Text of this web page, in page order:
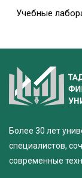
Учебные
Более 30 лет
специалистов,
современные